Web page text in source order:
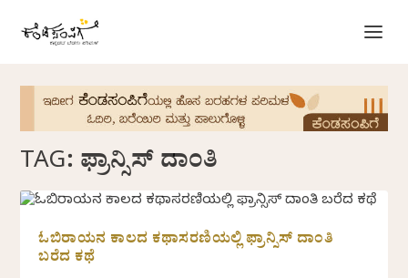
TAG: ಫ್ರಾನ್ಸಿಸ್ ದಾಂತಿ
ಓಬಿರಾಯನ ಕಾಲದ ಕಥಾಸರಣಿಯಲ್ಲಿ ಫ್ರಾನ್ಸಿಸ್ ದಾಂತಿ
ಬರೆದ ಕಥೆ